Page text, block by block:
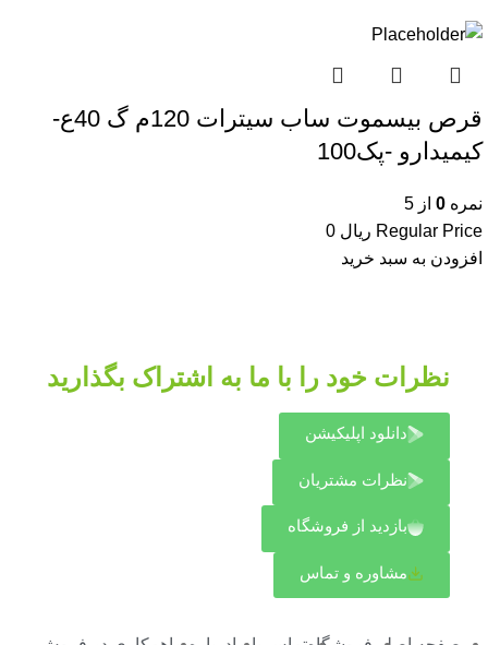
قرص بیسموت ساب سیترات 120م گ 40ع-
کیمیدارو -پک100
نمره 0 از 5
Regular Price ریال
افزودن به سبد خرید
نظرات خود را با ما به اشتراک بگذارید
دانلود اپلیکیشن
نظرات مشتریان
بازدید از فروشگاه
مشاوره و تماس